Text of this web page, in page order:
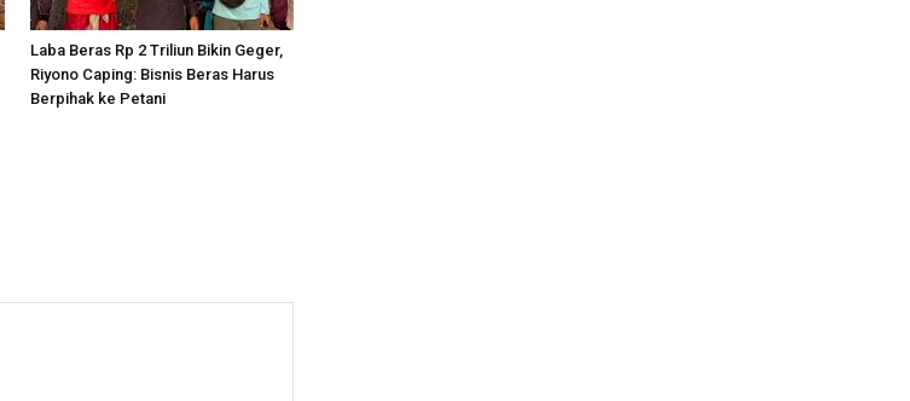
Laba Beras Rp 2 Triliun Bikin Geger,
Riyono Caping: Bisnis Beras Harus
Berpihak ke Petani